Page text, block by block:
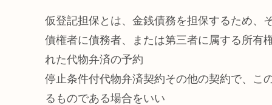
仮登記担保とは、金銭債務を担保するため、
債権者に債務者、または第三者に属する所有
れた代物弁済の予約
停止条件付代物弁済契約その他の契約で、こ
るものである場合をいい